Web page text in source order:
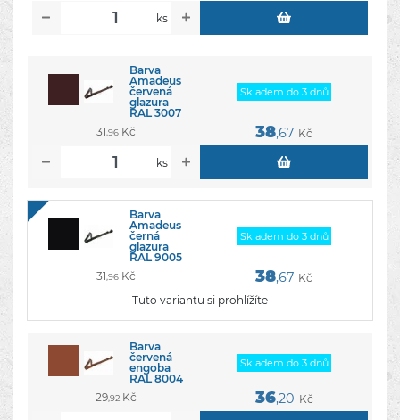
ks
Barva
Amadeus
červená
glazura
RAL 3007
Skladem do 3 dnů
31 ,96 Kč 38,67 Kč
ks
Barva
Amadeus
černá
glazura
RAL 9005
Skladem do 3 dnů
31 ,96 Kč 38,67 Kč
Tuto variantu si prohlížíte
Barva
červená
engoba
RAL 8004
Skladem do 3 dnů
29,92 Kč 36,20 Kč